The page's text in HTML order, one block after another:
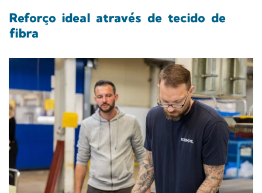
Reforço ideal através de tecido de
fibra